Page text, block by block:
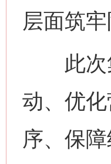
层面筑
此次集
动、优
序、保这是一记警